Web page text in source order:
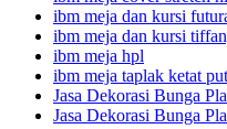
ibm meja dan kursi
ibm meja dan kursi
ibm meja hpl
ibm meja taplak ketat
Jasa Dekorasi Bunga
Jasa Dekorasi Bunga